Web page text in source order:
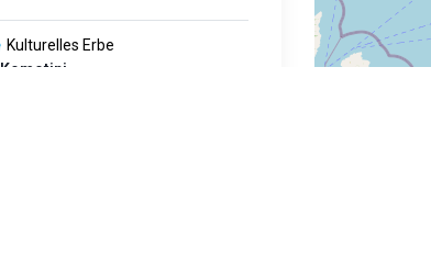
Kulturelles Erbe
Komotini